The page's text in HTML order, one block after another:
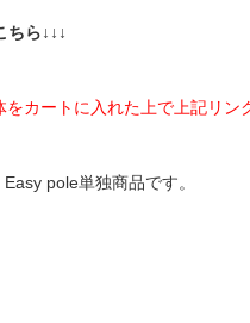
ら↓↓↓
カートに入れた上で上記リン
pole単独商品です。